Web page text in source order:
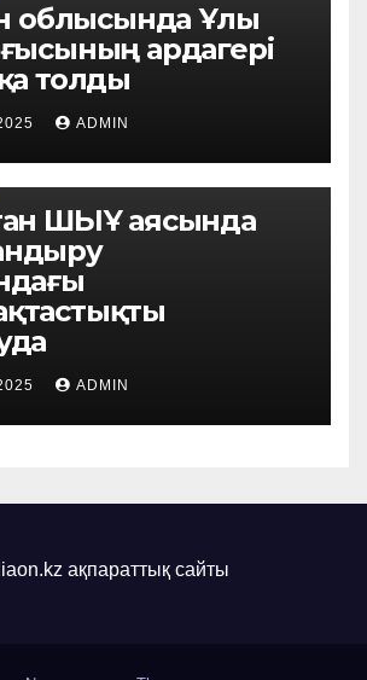
облысында Ұлы
ардагері
толды
ADMIN
ШЫҰ аясында
ADMIN
ақпараттық сайты